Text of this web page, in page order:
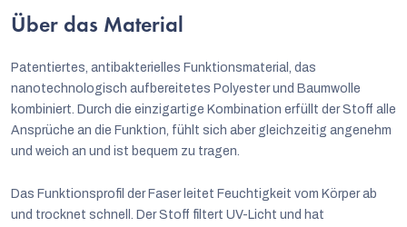
Über das Material
Patentiertes, antibakterielles Funktionsmaterial, das
nanotechnologisch aufbereitetes Polyester und Baumwolle
kombiniert. Durch die einzigartige Kombination erfüllt der Stoff alle
Ansprüche an die Funktion, fühlt sich aber gleichzeitig angenehm
und weich an und ist bequem zu tragen.
Das Funktionsprofil der Faser leitet Feuchtigkeit vom Körper ab
und trocknet schnell. Der Stoff filtert UV-Licht und hat